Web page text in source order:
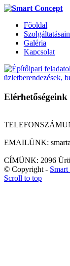
Főoldal
Galéria
Kapcsolat
Elérhetőségeink
EMAILÜNK:
CÍMÜNK: 2096
© Copyright -
Scroll to top